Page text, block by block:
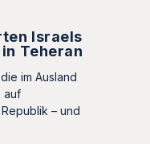
Israels
Teheran
im Ausland
auf
– und